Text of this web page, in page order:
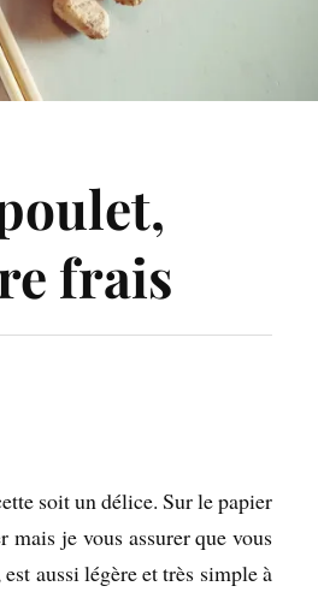
frais
soit un délice. Sur le papier
je vous assurer que vous
aussi légère et très simple à